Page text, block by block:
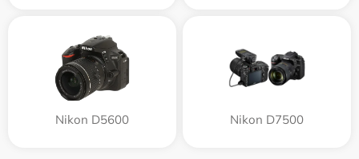
Nikon D5600 Nikon D7500